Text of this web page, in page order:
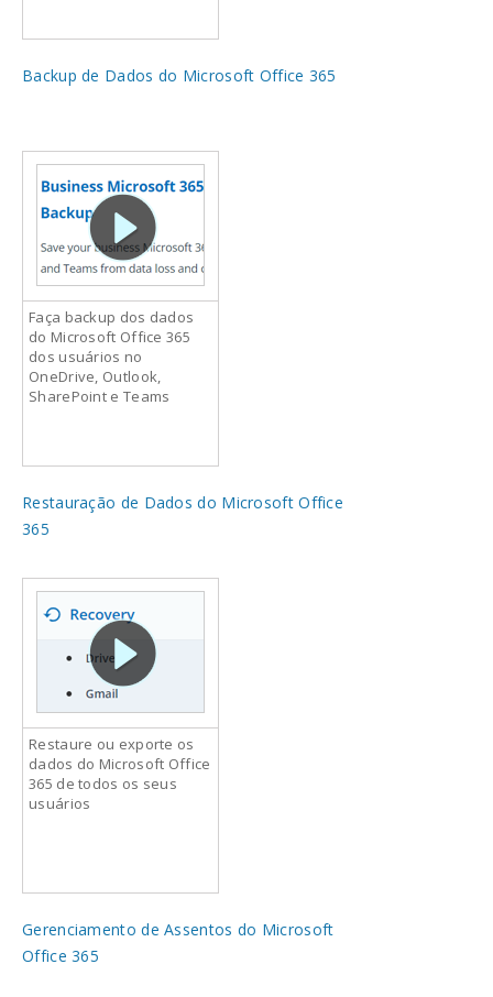
Backup de Dados do Microsoft Office 365
Faça backup dos dados
do Microsoft Office 365
dos usuários no
OneDrive, Outlook,
SharePoint e Teams
Restauração de Dados do Microsoft Office
365
Restaure ou exporte os
dados do Microsoft Office
365 de todos os seus
usuários
Gerenciamento de Assentos do Microsoft
Office 365